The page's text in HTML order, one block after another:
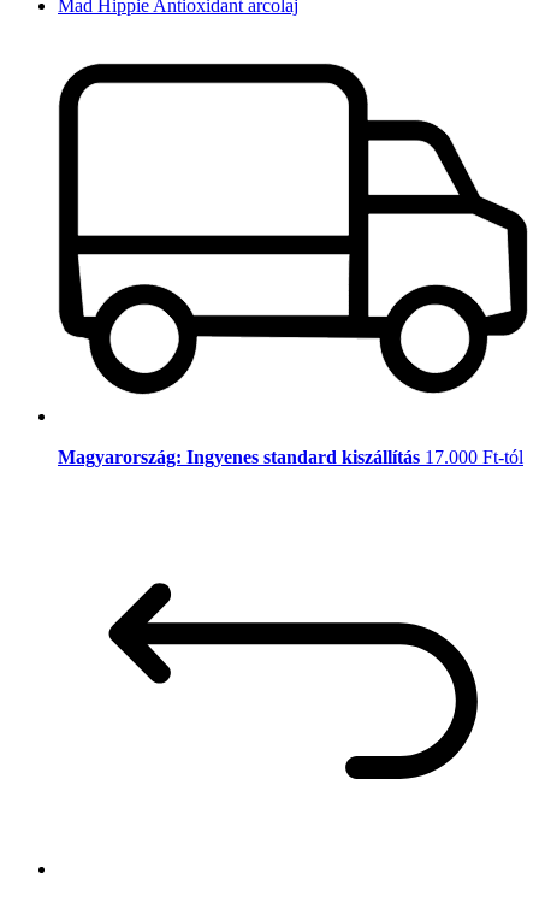
Mad Hippie Antioxidant arcolaj
Magyarország: Ingyenes standard kiszállítás 17.000 Ft-tól